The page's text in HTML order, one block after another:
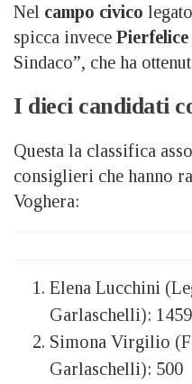
Nel campo civico
spicca invece
Sindaco”, che ha
I dieci candidati
Questa la classifica
consiglieri che hanno
Voghera:
Elena Lucchini
Garlaschelli):
Simona Virgilio
Garlaschelli): 500